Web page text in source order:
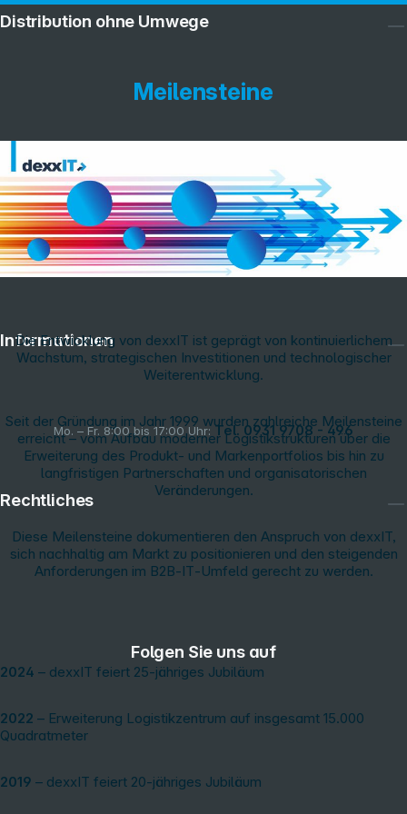
Mo. – Fr. 8:00 bis 17:00 Uhr: Tel. 0931 9708 - 496
Meilensteine
Die Entwicklung von dexxIT ist geprägt von kontinuierlichem
Wachstum, strategischen Investitionen und technologischer
Weiterentwicklung.
Seit der Gründung im Jahr 1999 wurden zahlreiche Meilensteine
erreicht – vom Aufbau moderner Logistikstrukturen über die
Erweiterung des Produkt- und Markenportfolios bis hin zu
langfristigen Partnerschaften und organisatorischen
Veränderungen.
Diese Meilensteine dokumentieren den Anspruch von dexxIT,
sich nachhaltig am Markt zu positionieren und den steigenden
Anforderungen im B2B‑IT‑Umfeld gerecht zu werden.
2024 – dexxIT feiert 25‑jähriges Jubiläum
2022 – Erweiterung Logistikzentrum auf insgesamt 15.000
Quadratmeter
2019 – dexxIT feiert 20‑jähriges Jubiläum
Distribution ohne Umwege
Service
Informationen
Rechtliches
Folgen Sie uns auf